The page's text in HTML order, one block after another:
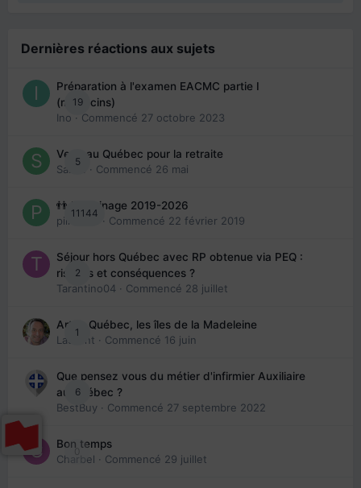
Dernières réactions aux sujets
19
Préparation à l'examen EACMC partie I
(médecins)
Ino · Commencé 27 octobre 2023
5
Venir au Québec pour la retraite
Sab74
· Commencé 26 mai
11144
👬 Parrainage 2019-2026
piinoush · Commencé 22 février 2019
2
Séjour hors Québec avec RP obtenue via PEQ :
risques et conséquences ?
Tarantino04 · Commencé 28 juillet
1
Arte : Québec, les îles de la Madeleine
Laurent · Commencé 16 juin
6
Que pensez vous du métier d'infirmier Auxiliaire
au Québec ?
BestBuy · Commencé 27 septembre 2022
0
Bon temps
Charbel · Commencé 29 juillet